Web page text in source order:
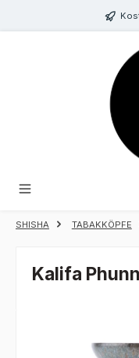
Zum Hauptinhalt springen
SHISHA TABAKKÖPFE
Kalifa